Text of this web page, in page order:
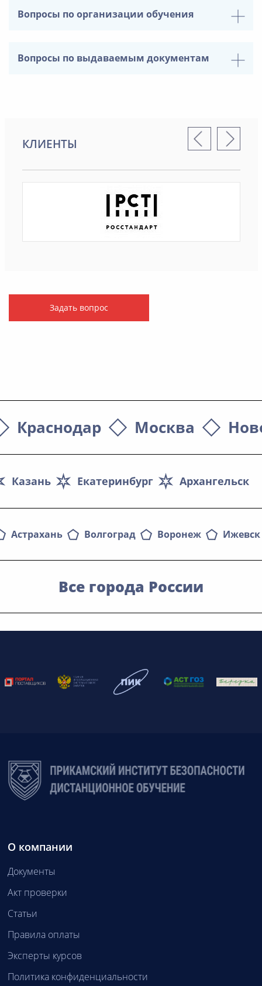
Вопросы по организации обучения
Вопросы по выдаваемым документам
КЛИЕНТЫ
Задать вопрос
Краснодар Москва
Архангельск
Екатеринбург
Казань
Астрахань Волгоград Воронеж Ижевск
Все города России
О компании
Документы
Акт проверки
Статьи
Правила оплаты
Эксперты курсов
Политика конфиденциальности